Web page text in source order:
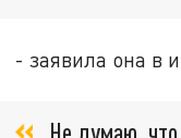
- заявила она в